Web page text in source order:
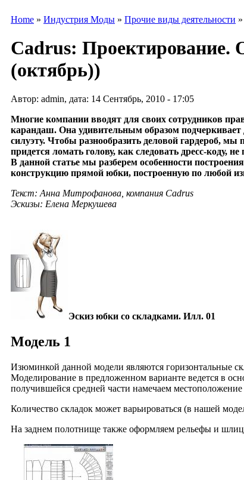
Home » Индустрия Моды » Прочие виды деятельности »
Cadrus: Проектирование.
(октябрь))
Автор: admin, дата: 14 Сентябрь, 2010 - 17:05
Многие компании вводят для своих сотрудников
карандаш. Она удивительным образом
силуэту. Чтобы разнообразить деловой гардероб,
придется ломать голову, как следовать дресс-коду,
В данной статье мы разберем особенности
конструкцию прямой юбки, построенную по любой
Текст: Анна Митрофанова, компания Cadrus
Эскизы: Елена Меркушева
Эскиз юбки со складками. Илл. 01
Модель 1
Изюминкой данной модели являются горизонтальные
Моделирование в предложенном варианте ведется в
получившейся средней части намечаем местоположение
Количество складок может варьироваться (в нашей
На заднем полотнище также оформляем рельефы и